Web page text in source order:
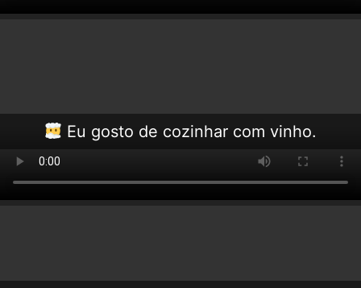
Eu gosto de cozinhar com vinho.